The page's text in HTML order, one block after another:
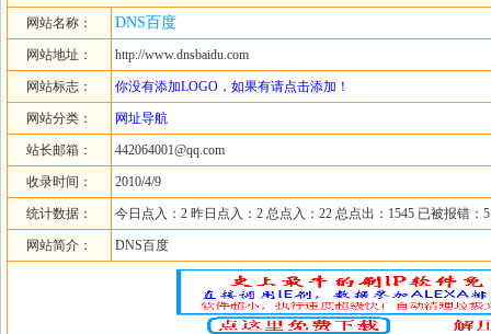
网站名称： DNS百度
网站地址： http://www.dnsbaidu.com
网站标志： 你没有添加LOGO，如果有请点击添加！
网站分类： 网址导航
站长邮箱： 442064001@qq.com
收录时间： 2010/4/9
统计数据： 今日点入：2 昨日点入：2 总点入：22 总点出：1545 已被报错：
网站简介： DNS百度